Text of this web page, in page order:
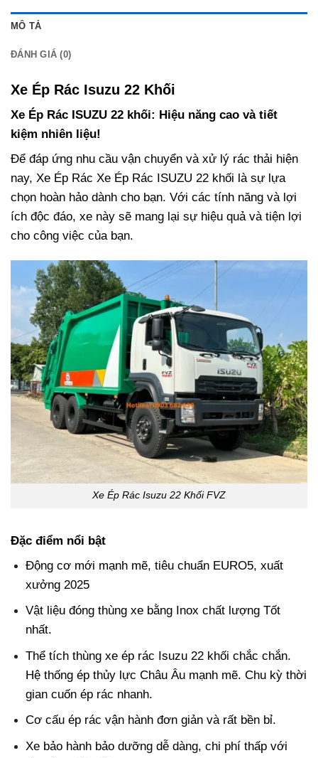
MÔ TẢ
ĐÁNH GIÁ (0)
Xe Ép Rác Isuzu 22 Khối
Xe Ép Rác ISUZU 22 khối: Hiệu năng cao và tiết
kiệm nhiên liệu!
Để đáp ứng nhu cầu vận chuyển và xử lý rác thải hiện
nay, Xe Ép Rác Xe Ép Rác ISUZU 22 khối là sự lựa
chọn hoàn hảo dành cho bạn. Với các tính năng và lợi
ích độc đáo, xe này sẽ mang lại sự hiệu quả và tiện lợi
cho công việc của bạn.
Xe Ép Rác Isuzu 22 Khối FVZ
Đặc điểm nổi bật
Động cơ mới mạnh mẽ, tiêu chuẩn EURO5, xuất
xưởng 2025
Vật liệu đóng thùng xe bằng Inox chất lượng Tốt
nhất.
Thể tích thùng xe ép rác Isuzu 22 khối chắc chắn.
Hệ thống ép thủy lực Châu Âu mạnh mẽ. Chu kỳ thời
gian cuốn ép rác nhanh.
Cơ cấu ép rác vận hành đơn giản và rất bền bỉ.
Xe bảo hành bảo dưỡng dễ dàng, chi phí thấp với